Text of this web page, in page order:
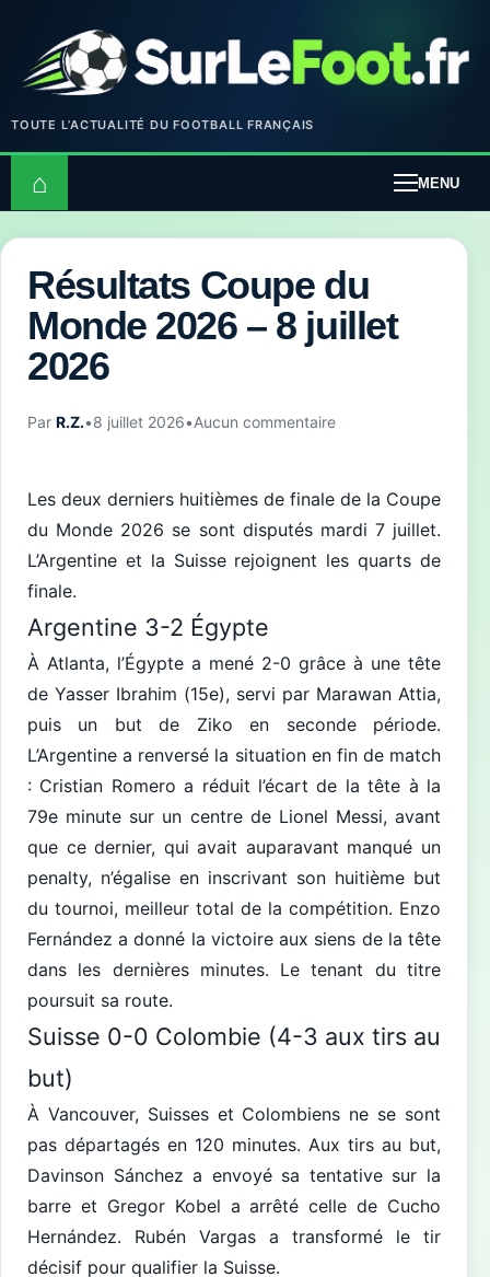
TOUTE L’ACTUALITÉ DU FOOTBALL FRANÇAIS
⌂ MENU
Résultats Coupe du
Monde 2026 – 8 juillet
2026
Par R.Z.•8 juillet 2026•Aucun commentaire
Les deux derniers huitièmes de finale de la Coupe
du Monde 2026 se sont disputés mardi 7 juillet.
L’Argentine et la Suisse rejoignent les quarts de
finale.
Argentine 3-2 Égypte
À Atlanta, l’Égypte a mené 2-0 grâce à une tête
de Yasser Ibrahim (15e), servi par Marawan Attia,
puis un but de Ziko en seconde période.
L’Argentine a renversé la situation en fin de match
: Cristian Romero a réduit l’écart de la tête à la
79e minute sur un centre de Lionel Messi, avant
que ce dernier, qui avait auparavant manqué un
penalty, n’égalise en inscrivant son huitième but
du tournoi, meilleur total de la compétition. Enzo
Fernández a donné la victoire aux siens de la tête
dans les dernières minutes. Le tenant du titre
poursuit sa route.
Suisse 0-0 Colombie (4-3 aux tirs au
but)
À Vancouver, Suisses et Colombiens ne se sont
pas départagés en 120 minutes. Aux tirs au but,
Davinson Sánchez a envoyé sa tentative sur la
barre et Gregor Kobel a arrêté celle de Cucho
Hernández. Rubén Vargas a transformé le tir
décisif pour qualifier la Suisse.